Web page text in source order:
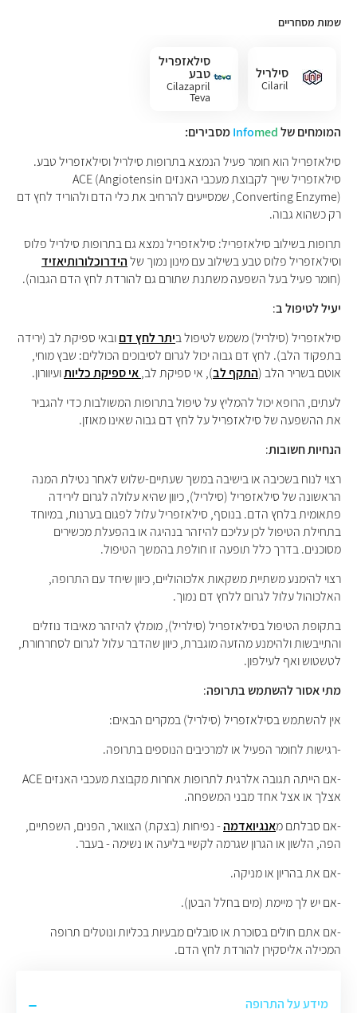
שמות מסחריים
סילריל
Cilaril
סילאזפריל
טבע
Cilazapril
Teva
המומחים של Infomed
מסבירים:
סילאזפריל הוא חומר פעיל הנמצא בתרופות סילריל וסילאזפריל טבע.
סילאזפריל שייך לקבוצת מעכבי האנזים ACE (Angiotensin
Converting Enzyme), שמסייעים להרחיב את כלי הדם ולהוריד לחץ דם
רק כשהוא גבוה.
תרופות בשילוב סילאזפריל: סילאזפריל נמצא גם בתרופות סילריל פלוס
וסילאזפריל פלוס טבע בשילוב עם מינון נמוך שלהידרוכלורותיאזיד
(חומר פעיל בעל השפעה משתנת שתורם גם להורדת לחץ הדם הגבוה).
יעיל לטיפול ב:
סילאזפריל (סילריל) משמש לטיפול ביתר לחץ דםובאי ספיקת לב (ירידה
בתפקוד הלב). לחץ דם גבוה יכול לגרום לסיבוכים הכוללים: שבץ מוחי,
אוטם בשריר הלב (התקף לב), אי ספיקת לב,אי ספיקת כליותועיוורון.
לעתים, הרופא יכול להמליץ על טיפול בתרופות המשולבות כדי להגביר
את ההשפעה של סילאזפריל על לחץ דם גבוה שאינו מאוזן.
הנחיות חשובות:
רצוי לנוח בשכיבה או בישיבה במשך שעתיים-שלוש לאחר נטילת המנה
הראשונה של סילאזפריל (סילריל), כיוון שהיא עלולה לגרום לירידה
פתאומית בלחץ הדם. בנוסף, סילאזפריל עלול לפגום בערנות, במיוחד
בתחילת הטיפול לכן עליכם להיזהר בנהיגה או בהפעלת מכשירים
מסוכנים. בדרך כלל תופעה זו חולפת בהמשך הטיפול.
רצוי להימנע משתיית משקאות אלכוהוליים, כיוון שיחד עם התרופה,
האלכוהול עלול לגרום ללחץ דם נמוך.
בתקופת הטיפול בסילאזפריל (סילריל), מומלץ להיזהר מאיבוד נוזלים
והתייבשות ולהימנע מהזעה מוגברת, כיוון שהדבר עלול לגרום לסחרחורת,
לטשטוש ואף לעילפון.
מתי אסור להשתמש בתרופה:
אין להשתמש בסילאזפריל (סילריל) במקרים הבאים:
-רגישות לחומר הפעיל או למרכיבים הנוספים בתרופה.
-אם הייתה תגובה אלרגית לתרופות אחרות מקבוצת מעכבי האנזים ACE
אצלך או אצל אחד מבני המשפחה.
-אם סבלתם מאנגיואדמה- נפיחות (בצקת) הצוואר, הפנים, השפתיים,
הפה, הלשון או הגרון שגרמה לקשיי בליעה או נשימה - בעבר.
-אם את בהריון או מניקה.
-אם יש לך מיימת (מים בחלל הבטן).
-אם אתם חולים בסוכרת או סובלים מבעיות בכליות ונוטלים תרופה
המכילה אליסקירן להורדת לחץ הדם.
מידע על התרופה